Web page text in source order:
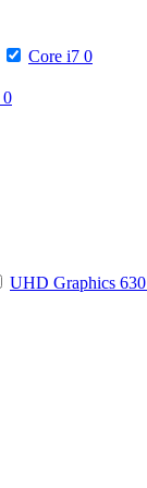
Core i7 0
0
UHD Graphics